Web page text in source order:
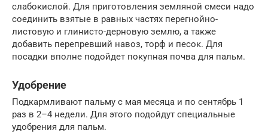
слабокислой. Для приготовления земляной смеси надо
соединить взятые в равных частях перегнойно-
листовую и глинисто-дерновую землю, а также
добавить перепревший навоз, торф и песок. Для
посадки вполне подойдет покупная почва для пальм.
Удобрение
Подкармливают пальму с мая месяца и по сентябрь 1
раз в 2–4 недели. Для этого подойдут специальные
удобрения для пальм.